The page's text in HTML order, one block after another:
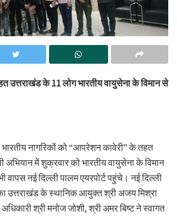
उत्तराखंड के 11 लोग भारतीय वायुसेना के विमान से
नागरिकों को “आपरेशन कावेरी” के तहत
अभियान में शुक्रवार को भारतीय वायुसेना के विमान
वापस नई दिल्ली पालम एयरपोर्ट पहुंचे। नई दिल्ली
उत्तराखंड के स्थानिक आयुक्त श्री अजय मिश्रा
श्री मनोज जोशी, श्री अमर बिष्ट ने स्वागत